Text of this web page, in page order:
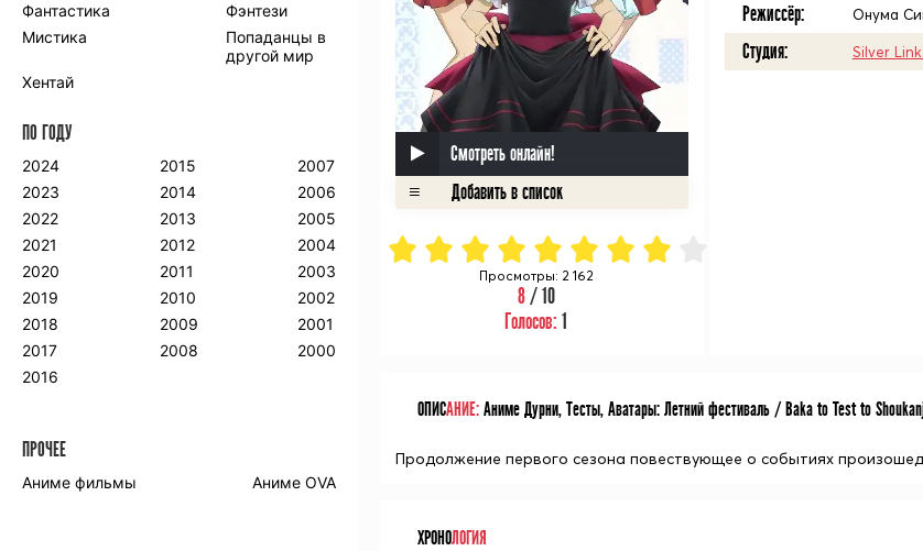
Смотреть онлайн!
Просмотры: 2 162
8/ 10
Голосов:1
Режиссёр: Онума
Студия: Silver Link.
ОПИСАНИЕ:Аниме Дурни, Тесты, Аватары: Летний фестиваль / Baka to Test to
Продолжение первого сезона повествующее о событиях
ХРОНОЛОГИЯ
Фантастика
Фэнтези
Мистика
Попаданцы в
другой мир
Хентай
ПО ГОДУ
2024
2023
2022
2021
2020
2019
2018
2017
2016
2015
2014
2013
2012
2011
2010
2009
2008
2007
2006
2005
2004
2003
2002
2001
2000
ПРОЧЕЕ
Аниме фильмы Аниме OVA